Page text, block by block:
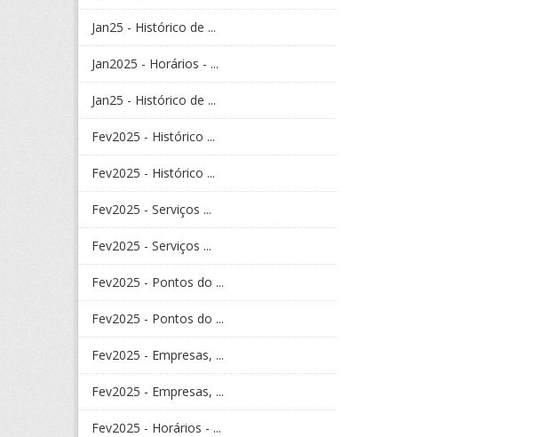
Jan25 - Histórico de ...
Jan2025 - Horários - ...
Jan25 - Histórico de ...
Fev2025 - Histórico ...
Fev2025 - Histórico ...
Fev2025 - Serviços ...
Fev2025 - Serviços ...
Fev2025 - Pontos do ...
Fev2025 - Pontos do ...
Fev2025 - Empresas, ...
Fev2025 - Empresas, ...
Fev2025 - Horários - ...